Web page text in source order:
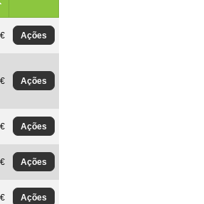
Ações
Ações
Ações
Ações
Ações